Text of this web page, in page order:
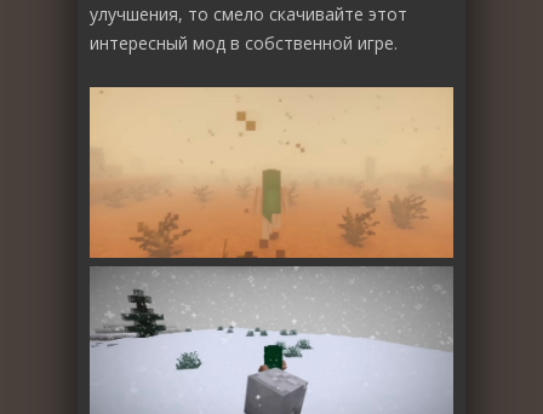
улучшения, то смело скачивайте этот
интересный мод в собственной игре.